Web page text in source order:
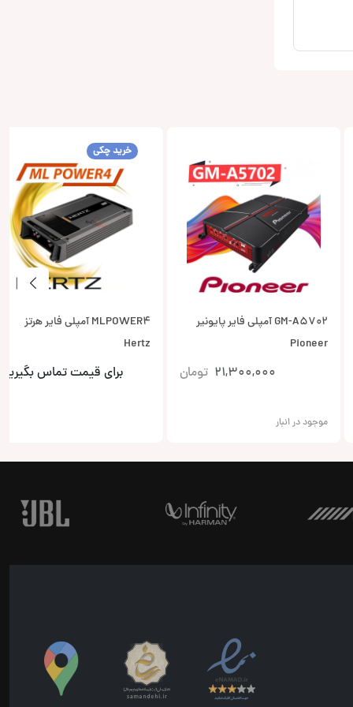
GM-A5702 آمپلی فایر پایونیر
Pioneer
21,300,000 تومان
موجود در انبار
خرید چکی
MLPOWER4 آمپلی فایر هرتز
Hertz
برای قیمت تماس بگیرید